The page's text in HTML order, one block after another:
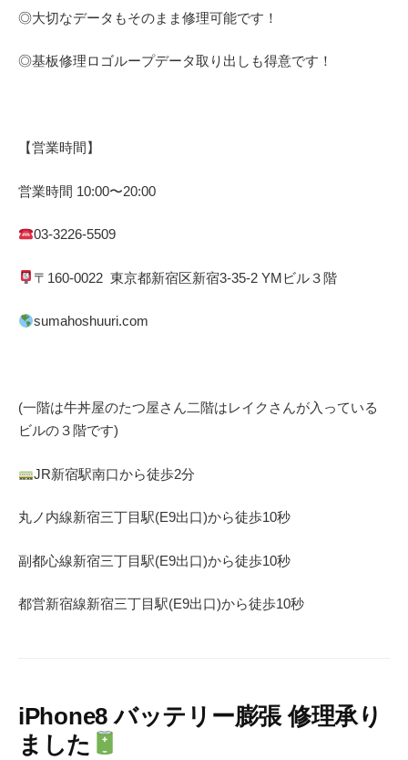
◎大切なデータもそのまま修理可能です！
◎基板修理ロゴループデータ取り出しも得意です！
【営業時間】
営業時間 10:00〜20:00
03-3226-5509
〒 160-0022 東京都新宿区新宿3-35-2 YMビル３階
sumahoshuuri.com
(一階は牛丼屋のたつ屋さん二階はレイクさんが入っている
ビルの３階です)
JR新宿駅南口から徒歩2分
丸ノ内線新宿三丁目駅(E9出口)から徒歩10秒
副都心線新宿三丁目駅(E9出口)から徒歩10秒
都営新宿線新宿三丁目駅(E9出口)から徒歩10秒
iPhone8 バッテリー膨張 修理承り
ました